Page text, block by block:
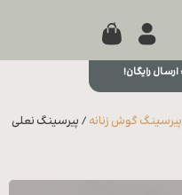
0
پیرسینگ گوش زنانه / پیرسینگ نعلی